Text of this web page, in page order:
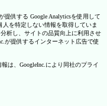
提供する Google Analyticsを使用して
人を特定しない情報を取得していま
析し、サイトの品質向上に利用させ
が提供するインターネット広告で使
は、GoogleInc.により同社のプライ